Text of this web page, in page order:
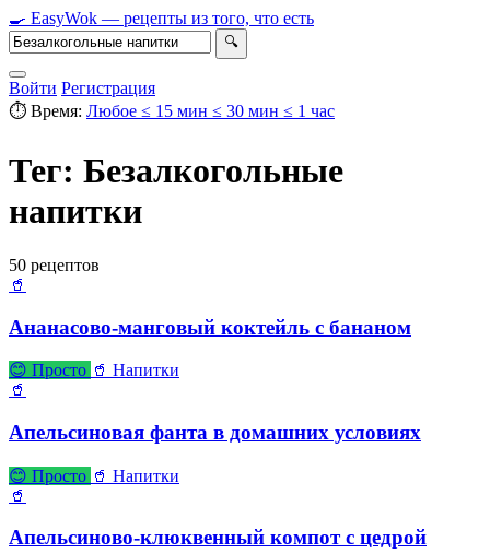
🍳 EasyWok — рецепты из того, что есть
🔍
Войти Регистрация
⏱ Время: Любое ≤ 15 мин ≤ 30 мин ≤ 1 час
Тег: Безалкогольные
напитки
50 рецептов
🥤
Ананасово-манговый коктейль с бананом
😊 Просто 🥤 Напитки
🥤
Апельсиновая фанта в домашних условиях
😊 Просто 🥤 Напитки
🥤
Апельсиново-клюквенный компот с цедрой